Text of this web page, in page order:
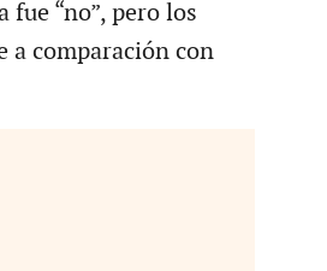
fue “no”, pero los
a comparación con